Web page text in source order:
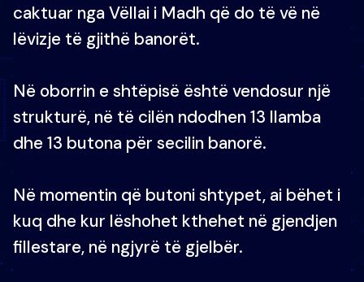
caktuar nga Vëllai i Madh që do të vë në
lëvizje të gjithë banorët.
Në oborrin e shtëpisë është vendosur një
strukturë, në të cilën ndodhen 13 llamba
dhe 13 butona për secilin banorë.
Në momentin që butoni shtypet, ai bëhet i
kuq dhe kur lëshohet kthehet në gjendjen
fillestare, në ngjyrë të gjelbër.